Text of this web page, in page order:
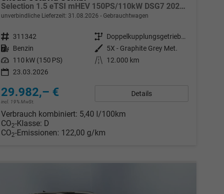
Selection 1.5 eTSI mHEV 150PS/110kW DSG7 2026 +AHK+3-ZONE+RFK+KESSY+EL.HECK+BHZ. LENKRAD
unverbindliche Lieferzeit: 31.08.2026 Gebrauchtwagen
Fahrzeugnr. 311342 Getriebe
Doppelkupplungsgetriebe (DSG)
Kraftstoff Benzin Außenfarbe
5X - Graphite Grey Met.
Leistung 110 kW (150 PS) Kilometerstand
12.000 km
23.03.2026
29.982,– €
incl. 19% MwSt.
Details
Verbrauch kombiniert: 5,40 l/100km
CO2-Klasse: D
CO2-Emissionen: 122,00 g/km